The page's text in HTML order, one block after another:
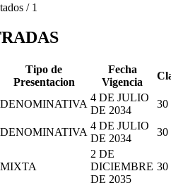
/ 1
Tipo de
Presentacion
Fecha
Vigencia
DENOMINATIVA
4 DE JULIO
DE 2034
30
DENOMINATIVA
4 DE JULIO
DE 2034
30
MIXTA
2 DE
DICIEMBRE
DE 2035
30